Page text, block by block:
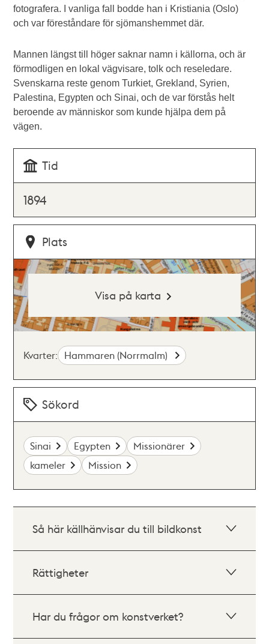
fotografera. I vanliga fall bodde han i Kristiania (Oslo)
och var föreståndare för sjömanshemmet där.
Mannen längst till höger saknar namn i källorna, och är
förmodligen en lokal vägvisare, tolk och reseledare.
Svenskarna reste genom Turkiet, Grekland, Syrien,
Palestina, Egypten och Sinai, och de var förstås helt
beroende av människor som kunde hjälpa dem på
vägen.
Tid
1894
Plats
Visa på karta
Kvarter: Hammaren (Norrmalm)
Sökord
Sinai Egypten
Missionärer
kameler
Mission
Så här källhänvisar du till bildkonst
Rättigheter
Har du frågor om konstverket?